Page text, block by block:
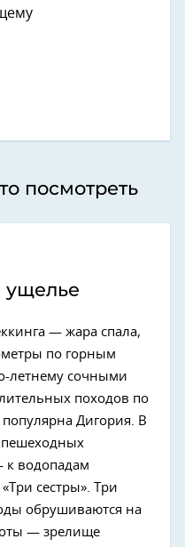
посмотреть
ущелье
— жара спала,
по горным
летнему сочными
походов по
Дигория. В
водопадам
сестры». Три
обрушиваются на
— зрелище